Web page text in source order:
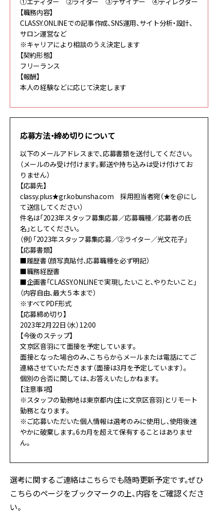
【職務内容】
CLASSY.ONLINEでの記事作成、SNS運用、サイト分析・設計、
サロン運営など
※キャリアにより相談のうえ決定します
【契約形態】
フリーランス
【報酬】
本人の経験などに応じて決定します
応募方法・締め切りについて
以下のメールアドレスまで、応募書類を送付してください。
（メールのみ受け付けます。郵送や持ち込みは受け付けてお
りません）
【応募先】
classy.plus★gr.kobunsha.com 採用担当者宛（★を@にし
て送信してください）
件名は「2023年スタッフ募集応募／応募職種／応募者の氏
名」としてください。
（例）「2023年スタッフ募集応募／②ライター／光文花子」
【応募書類】
■履歴書（顔写真貼付、応募職種を必ず明記）
■職務経歴書
■企画書「CLASSY.ONLINEで実現したいこと、やりたいこと」
（内容自由、最大５本まで）
※すべてPDF形式
【応募締め切り】
2023年2月22日（水）12:00
【今後のステップ】
文京区音羽にて面接を予定しています。
面接となった場合のみ、こちらからメールまたは電話にてご
連絡させていただきます（面接は3月を予定しています）。
個別の合否に関しては、お答えいたしかねます。
【注意事項】
※スタッフの勤務地は東京都内(主に文京区音羽)とリモート
勤務となります。
※ご応募いただいた個人情報は選考のみに使用し、使用後速
やかに破棄します。6カ月を超えて保有することはありませ
ん。
選考に関するご連絡はこちらでも随時更新予定です。ぜひ
こちらのページをブックマークの上、内容をご確認くださ
い。